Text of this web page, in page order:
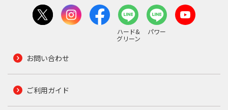
ハード&
グリーン
パワー
お問い合わせ
ご利用ガイド